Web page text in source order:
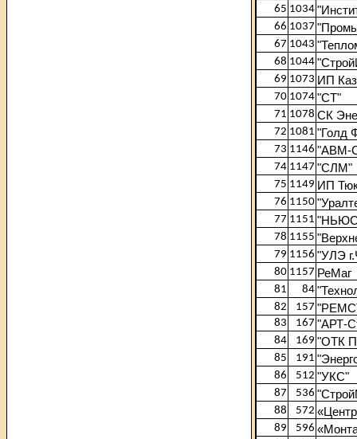
65 1034
66 1037
67 1043
68 1044
69 1073 ИП
70 1074 "СТ"
71 1078 СК
72 1081 "Голд
73 1146 "АВМ-
74 1147 "СЛМ"
75 1149 ИП
76 1150
77 1151
78 1155
79 1156 "УЛЭ
80 1157 РеМаг
81 84
82 157
83 167 "АРТ-
84 169 "ОТК
85 191
86 512 "УКС"
87 536
88 572
89 596